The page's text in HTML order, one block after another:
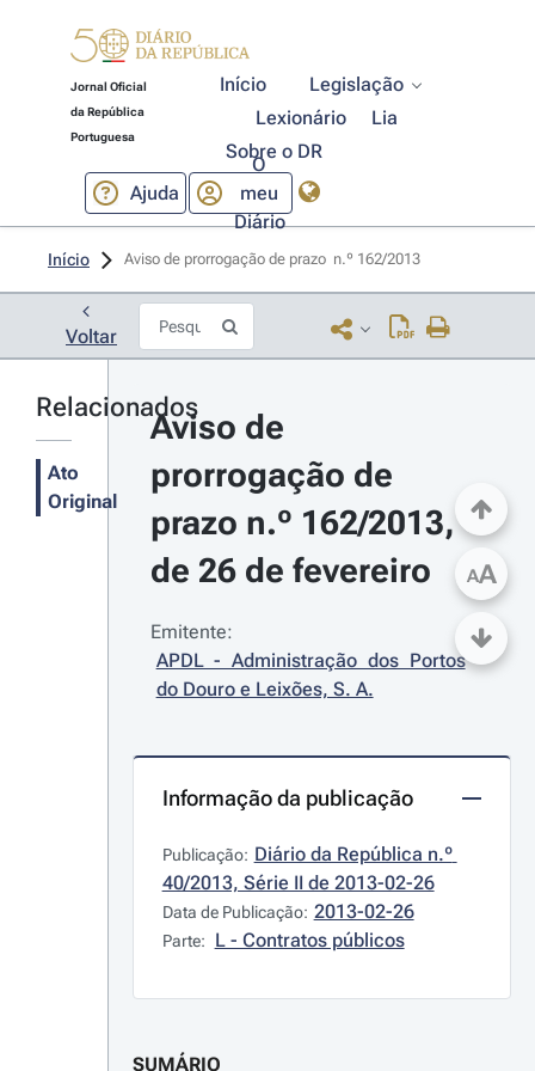
Jornal Oficial
da República
Portuguesa
Início
Legislação
Lexionário
Lia
Sobre o DR
Ajuda
O
meu
Diário
Início Aviso de prorrogação de prazo  n.º 162/2013
Voltar
Relacionados
Ato
Original
Aviso de
prorrogação de
prazo n.º 162/2013,
de 26 de fevereiro
Emitente:
APDL - Administração dos Portos
do Douro e Leixões, S. A.
Informação da publicação
Publicação: Diário da República n.º
40/2013, Série II de 2013-02-26
Data de Publicação: 2013-02-26
Parte: L - Contratos públicos
SUMÁRIO
AA